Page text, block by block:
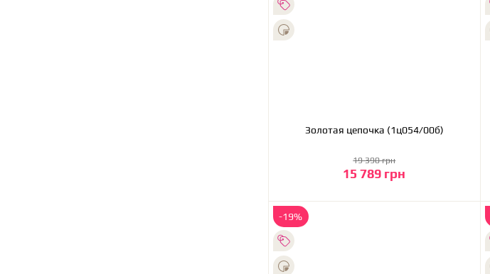
Золотая цепочка (1ц054/00б)
15 789 грн
19 390 грн
В корзину
-19%